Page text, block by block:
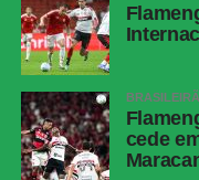
Horário
20h
Cartões
amarelos
Cartões
vermelhos
Árbitro
cede